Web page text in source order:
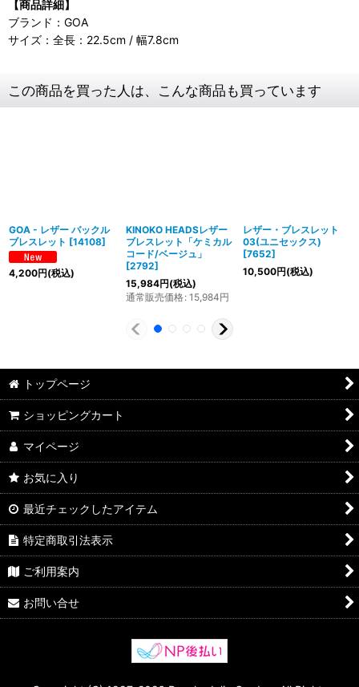
【商品詳細】
ブランド：GOA
サイズ：全長：22.5cm / 幅7.8cm
この商品を買った人は、こんな商品も買っています
GOA - レザー バックル
ブレスレット [14108]
4,200円(税込)
KINOKO HEADSレザー
ブレスレット「ケミカル
コード/ベージュ」
[2792]
15,984円(税込)
通常販売価格: 15,984円
レザー・ブレスレット
03(ユニセックス)
[7652]
10,500円(税込)
トップページ
ショッピングカート
マイページ
お気に入り
最近チェックしたアイテム
特定商取引法表示
ご利用案内
お問い合せ